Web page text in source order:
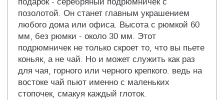
позолотой. Он станет главным украшением
любого дома или офиса. Высота с рюмкой 60
мм, без рюмки - около 30 мм. Этот
подрюмничек не только скроет то, что вы пьете
коньяк, а не чай. Но и может служить как раз
для чая, горного или черного крепкого. ведь на
востоке чай пьют именно с маленьких
стопочек, смакуя каждый глоток.